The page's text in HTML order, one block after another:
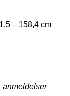
– 158,4 cm
anmeldelser